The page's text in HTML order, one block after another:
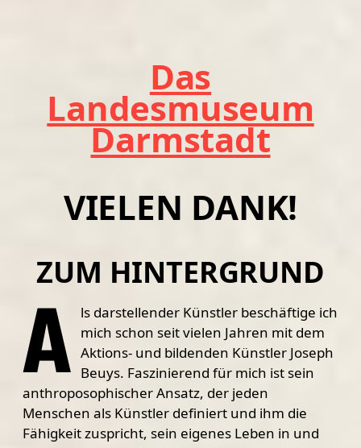
Das
Landesmuseum
Darmstadt
VIELEN DANK!
ZUM HINTERGRUND
A ls darstellender Künstler beschäftige ich
mich schon seit vielen Jahren mit dem
Aktions- und bildenden Künstler Joseph
Beuys. Faszinierend für mich ist sein
anthroposophischer Ansatz, der jeden
Menschen als Künstler definiert und ihm die
Fähigkeit zuspricht, sein eigenes Leben in und